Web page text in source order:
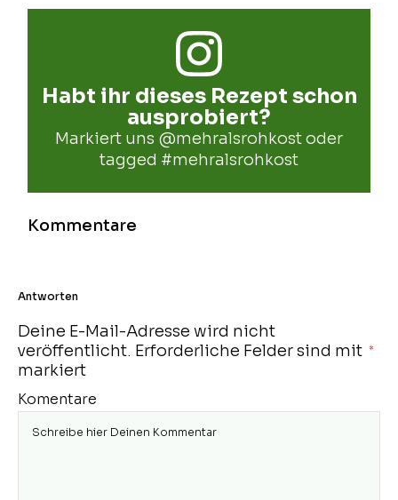
Habt ihr dieses Rezept schon
ausprobiert?
Markiert uns @mehralsrohkostoder
tagged #mehralsrohkost
Kommentare
Antworten
Deine E-Mail-Adresse wird nicht
veröffentlicht. Erforderliche Felder sind mit *
markiert
Komentare